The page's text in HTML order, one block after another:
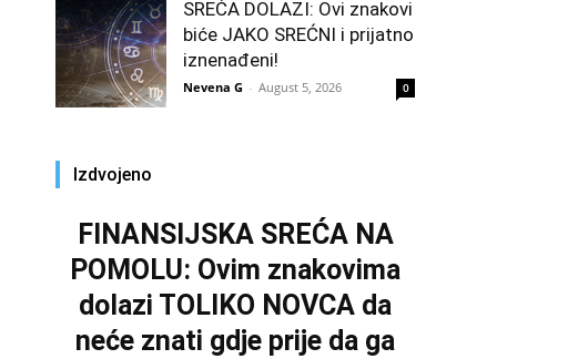
SREĆA DOLAZI: Ovi znakovi
biće JAKO SREĆNI i prijatno
iznenađeni!
Nevena G - August 5, 2026 0
Izdvojeno
FINANSIJSKA SREĆA NA
POMOLU: Ovim znakovima
dolazi TOLIKO NOVCA da
neće znati gdje prije da ga